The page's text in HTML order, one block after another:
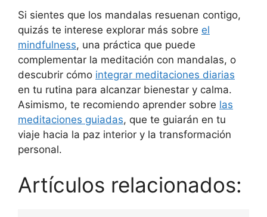
Si sientes que los mandalas resuenan contigo,
quizás te interese explorar más sobre el
mindfulness, una práctica que puede
complementar la meditación con mandalas, o
descubrir cómo integrar meditaciones diarias
en tu rutina para alcanzar bienestar y calma.
Asimismo, te recomiendo aprender sobre las
meditaciones guiadas, que te guiarán en tu
viaje hacia la paz interior y la transformación
personal.
Artículos relacionados: